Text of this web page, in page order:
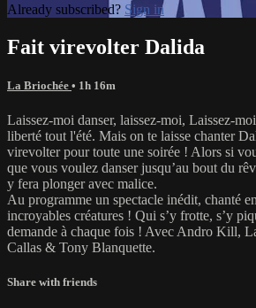
Already subscribed? Sign in
Fait virevolter Dalida
La Briochée • 1h 16m
Laissez-moi danser, laissez-moi, Laissez-
liberté tout l'été. Mais on te laisse chanter
virevolter pour toute une soirée ! Alors si
que vous voulez danser jusqu’au bout du
y fera plonger avec malice.
Au programme un spectacle inédit, chanté
incroyables créatures ! Qui s’y frotte, s’y
demande à chaque fois ! Avec Andro Kill,
Callas & Tony Blanquette.
Share with friends